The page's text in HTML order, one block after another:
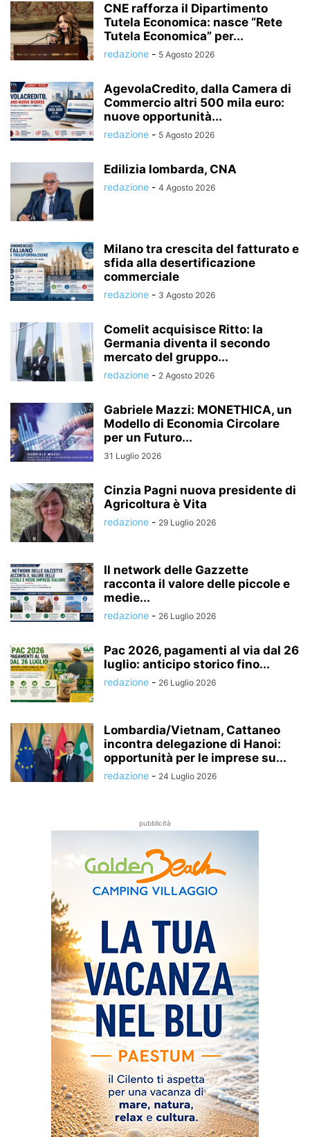
CNE rafforza il Dipartimento
Tutela Economica: nasce “Rete
Tutela Economica” per...
redazione - 5 Agosto 2026
AgevolaCredito, dalla Camera di
Commercio altri 500 mila euro:
nuove opportunità...
redazione - 5 Agosto 2026
Edilizia lombarda, CNA
redazione - 4 Agosto 2026
Milano tra crescita del fatturato e
sfida alla desertificazione
commerciale
redazione - 3 Agosto 2026
Comelit acquisisce Ritto: la
Germania diventa il secondo
mercato del gruppo...
redazione - 2 Agosto 2026
Gabriele Mazzi: MONETHICA, un
Modello di Economia Circolare
per un Futuro...
31 Luglio 2026
Cinzia Pagni nuova presidente di
Agricoltura è Vita
redazione - 29 Luglio 2026
Il network delle Gazzette
racconta il valore delle piccole e
medie...
redazione - 26 Luglio 2026
Pac 2026, pagamenti al via dal 26
luglio: anticipo storico fino...
redazione - 26 Luglio 2026
Lombardia/Vietnam, Cattaneo
incontra delegazione di Hanoi:
opportunità per le imprese su...
redazione - 24 Luglio 2026
pubblicità